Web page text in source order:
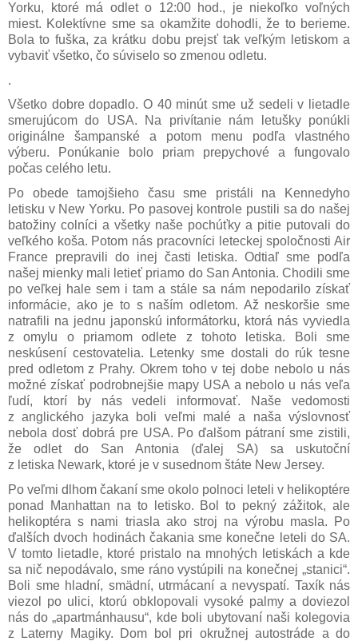
Yorku, ktoré má odlet o 12:00 hod., je niekoľko voľných
miest. Kolektívne sme sa okamžite dohodli, že to berieme.
Bola to fuška, za krátku dobu prejsť tak veľkým letiskom a
vybaviť všetko, čo súviselo so zmenou odletu.
.
Všetko dobre dopadlo. O 40 minút sme už sedeli v lietadle
smerujúcom do USA. Na privítanie nám letušky ponúkli
originálne šampanské a potom menu podľa vlastného
výberu. Ponúkanie bolo priam prepychové a fungovalo
počas celého letu.
Po obede tamojšieho času sme pristáli na Kennedyho
letisku v New Yorku. Po pasovej kontrole pustili sa do našej
batožiny colníci a všetky naše pochúťky a pitie putovali do
veľkého koša. Potom nás pracovníci leteckej spoločnosti Air
France prepravili do inej časti letiska. Odtiaľ sme podľa
našej mienky mali letieť priamo do San Antonia. Chodili sme
po veľkej hale sem i tam a stále sa nám nepodarilo získať
informácie, ako je to s naším odletom. Až neskoršie sme
natrafili na jednu japonskú informátorku, ktorá nás vyviedla
z omylu o priamom odlete z tohoto letiska. Boli sme
neskúsení cestovatelia. Letenky sme dostali do rúk tesne
pred odletom z Prahy. Okrem toho v tej dobe nebolo u nás
možné získať podrobnejšie mapy USA a nebolo u nás veľa
ľudí, ktorí by nás vedeli informovať. Naše vedomosti
z anglického jazyka boli veľmi malé a naša výslovnosť
nebola dosť dobrá pre USA. Po ďalšom pátraní sme zistili,
že odlet do San Antonia (ďalej SA) sa uskutoční
z letiska Newark, ktoré je v susednom štáte New Jersey.
Po veľmi dlhom čakaní sme okolo polnoci leteli v helikoptére
ponad Manhattan na to letisko. Bol to pekný zážitok, ale
helikoptéra s nami triasla ako stroj na výrobu masla. Po
ďalších dvoch hodinách čakania sme konečne leteli do SA.
V tomto lietadle, ktoré pristalo na mnohých letiskách a kde
sa nič nepodávalo, sme ráno vystúpili na konečnej „stanici“.
Boli sme hladní, smädní, utrmácaní a nevyspatí. Taxík nás
viezol po ulici, ktorú obklopovali vysoké palmy a doviezol
nás do „apartmánhausu“, kde boli ubytovaní naši kolegovia
z Laterny Magiky. Dom bol pri okružnej autostráde a do